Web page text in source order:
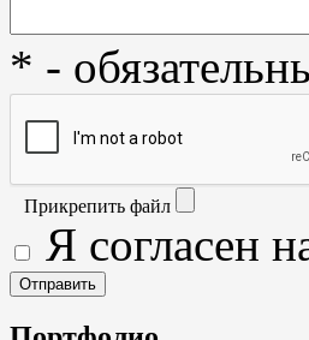
* -
Прикрепить файл
Я согласен